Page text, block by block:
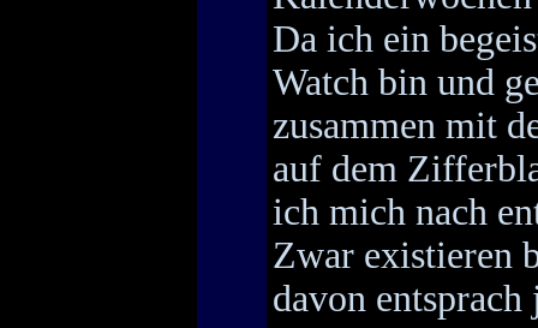
Da ich ein
Watch bin und
zusammen mit
auf dem
ich mich nach
Zwar existieren
davon